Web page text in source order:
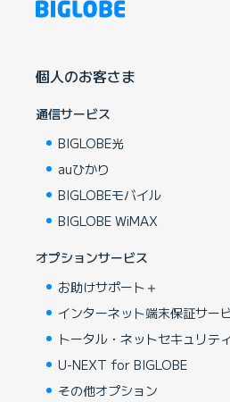
個人のお客さま
通信サービス
BIGLOBE光
auひかり
BIGLOBEモバイル
BIGLOBE WiMAX
オプションサービス
お助けサポート＋
インターネット端末保証サー
トータル・ネットセキュリティ
U-NEXT for BIGLOBE
その他オプション